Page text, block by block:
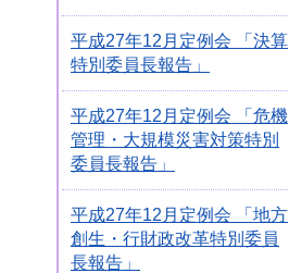
平成27年12月定例会 「決算
特別委員長報告」
平成27年12月定例会 「危機
管理・大規模災害対策特別
委員長報告」
平成27年12月定例会 「地方
創生・行財政改革特別委員
長報告」